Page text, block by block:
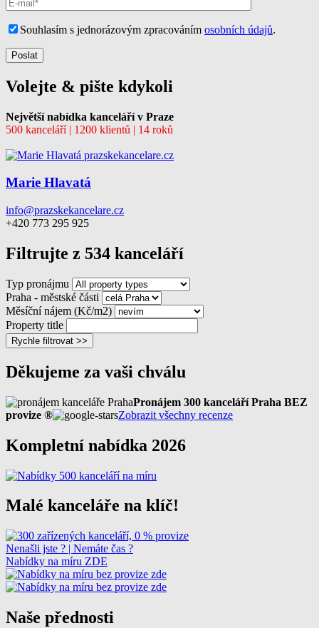
Souhlasím s jednorázovým zpracováním osobních údajů.
Volejte & pište kdykoli
Největší nabídka kanceláří v Praze
500 kanceláří | 1200 klientů | 14 roků
Marie Hlavatá
info@prazskekancelare.cz
+420 773 295 925
Filtrujte z 534 kanceláří
Typ pronájmu
Praha - městské části
Měsíční nájem (Kč/m2)
Property title
Rychle filtrovat >>
Děkujeme za vaši chválu
Pronájem 300 kanceláří Praha BEZ
provize ®
Zobrazit všechny recenze
Kompletní nabídka 2026
Malé kanceláře na klíč!
Nenašli jste ? | Nemáte čas ?
Nabídky na míru ZDE
Naše přednosti